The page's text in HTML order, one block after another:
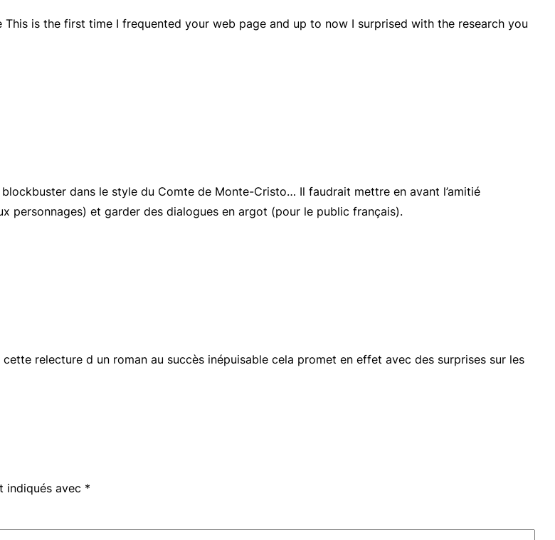
is the first time I frequented your web page and up to now I surprised with the research you
dans le style du Comte de Monte-Cristo… Il faudrait mettre en avant l’amitié
personnages) et garder des dialogues en argot (pour le public français).
relecture d un roman au succès inépuisable cela promet en effet avec des surprises sur les
indiqués avec *